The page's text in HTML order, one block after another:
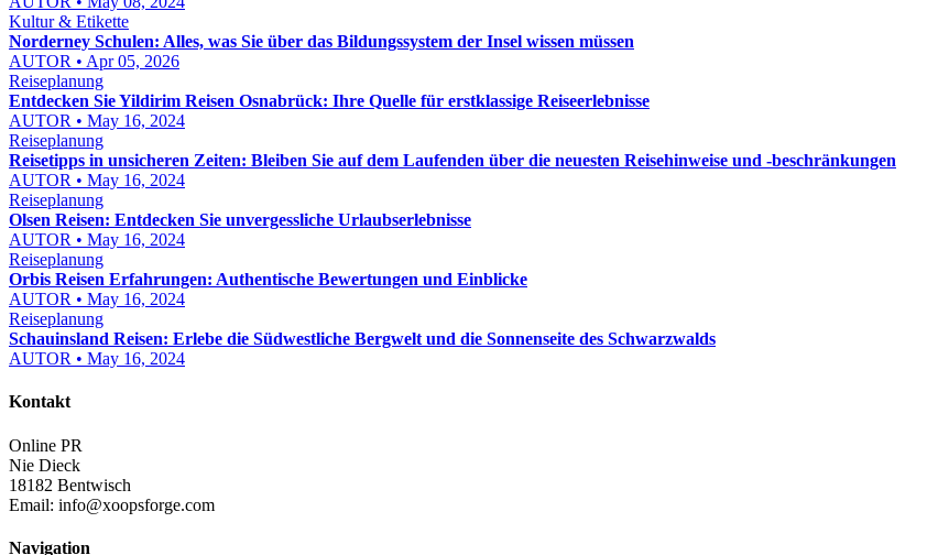
Kultur & Etikette
Norderney Schulen: Alles, was Sie über das Bildungssystem der Insel wissen müssen
AUTOR • Apr 05, 2026
Reiseplanung
Entdecken Sie Yildirim Reisen Osnabrück: Ihre Quelle für erstklassige Reiseerlebnisse
AUTOR • May 16, 2024
Reiseplanung
Reisetipps in unsicheren Zeiten: Bleiben Sie auf dem Laufenden über die neuesten Reisehinweise und -beschränkungen
AUTOR • May 16, 2024
Reiseplanung
Olsen Reisen: Entdecken Sie unvergessliche Urlaubserlebnisse
AUTOR • May 16, 2024
Reiseplanung
Orbis Reisen Erfahrungen: Authentische Bewertungen und Einblicke
AUTOR • May 16, 2024
Reiseplanung
Schauinsland Reisen: Erlebe die Südwestliche Bergwelt und die Sonnenseite des Schwarzwalds
AUTOR • May 16, 2024
Kontakt
Online PR
Nie Dieck
18182 Bentwisch
Email: info@xoopsforge.com
Navigation